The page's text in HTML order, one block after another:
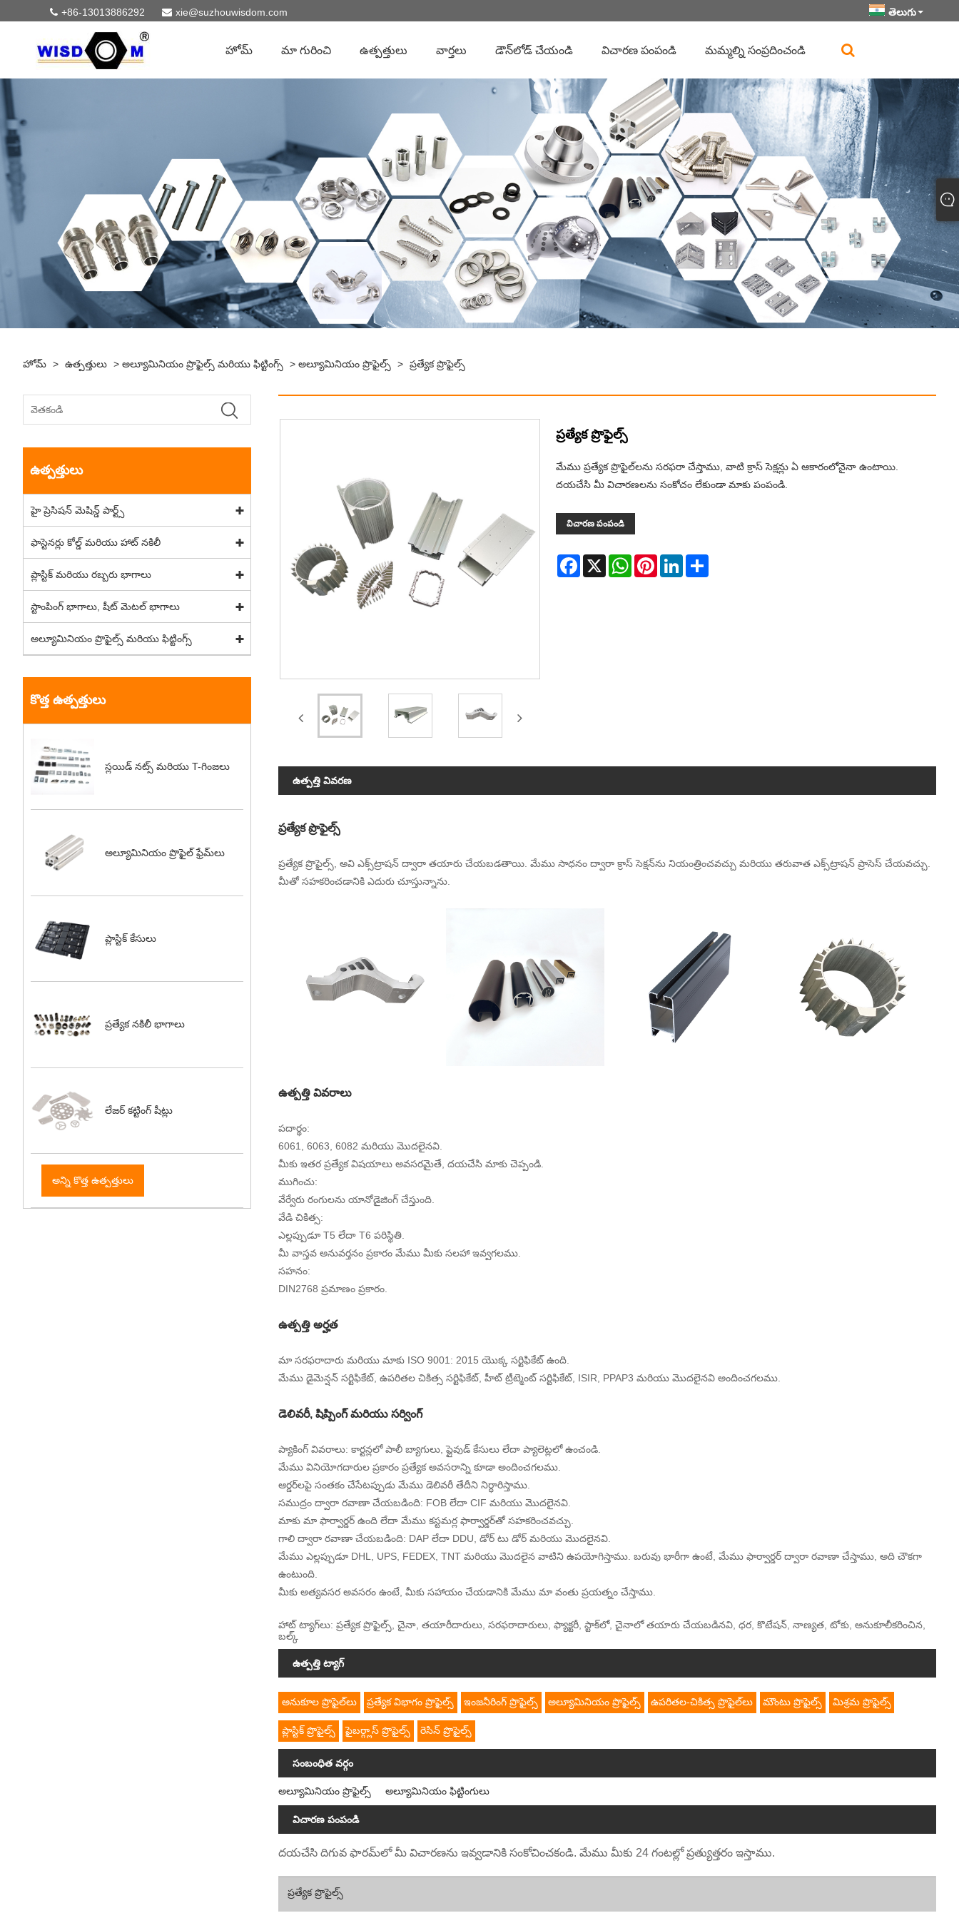
+86-13013886292 xie@suzhouwisdom.com తెలుగు
హోమ్ మా గురించి ఉత్పత్తులు వార్తలు డౌన్‌లోడ్ చేయండి విచారణ పంపండి మమ్మల్ని సంప్రదించండి
హోమ్ > ఉత్పత్తులు > అల్యూమినియం ప్రొఫైల్స్ మరియు ఫిట్టింగ్స్ > అల్యూమినియం ప్రొఫైల్స్ > ప్రత్యేక ప్రొఫైల్స్
ఉత్పత్తులు
హై ప్రెసిషన్ మెషిన్డ్ పార్ట్స్
ఫాస్టెనర్లు కోల్డ్ మరియు హాట్ నకిలీ
ప్లాస్టిక్ మరియు రబ్బరు భాగాలు
స్టాంపింగ్ భాగాలు, షీట్ మెటల్ భాగాలు
అల్యూమినియం ప్రొఫైల్స్ మరియు ఫిట్టింగ్స్
కొత్త ఉత్పత్తులు
స్లయిడ్ నట్స్ మరియు T-గింజలు
అల్యూమినియం ప్రొఫైల్ ఫ్రేమ్‌లు
ప్లాస్టిక్ కేసులు
ప్రత్యేక నకిలీ భాగాలు
లేజర్ కట్టింగ్ షీట్లు
అన్ని కొత్త ఉత్పత్తులు
ప్రత్యేక ప్రొఫైల్స్
మేము ప్రత్యేక ప్రొఫైల్‌లను సరఫరా చేస్తాము, వాటి క్రాస్ సెక్షన్లు ఏ ఆకారంలోనైనా ఉంటాయి.
దయచేసి మీ విచారణలను సంకోచం లేకుండా మాకు పంపండి.
విచారణ పంపండి
Facebook
X WhatsAppPinterestLinkedIn
ఉత్పత్తి వివరణ
ప్రత్యేక ప్రొఫైల్స్
ప్రత్యేక ప్రొఫైల్స్, అవి ఎక్స్‌ట్రాషన్ ద్వారా తయారు చేయబడతాయి. మేము సాధనం ద్వారా క్రాస్ సెక్షన్‌ను నియంత్రించవచ్చు మరియు తరువాత ఎక్స్‌ట్రాషన్ ప్రాసెస్ చేయవచ్చు.
మీతో సహకరించడానికి ఎదురు చూస్తున్నాను.
ఉత్పత్తి వివరాలు
పదార్థం:
6061, 6063, 6082 మరియు మొదలైనవి.
మీకు ఇతర ప్రత్యేక విషయాలు అవసరమైతే, దయచేసి మాకు చెప్పండి.
ముగించు:
వేర్వేరు రంగులను యానోడైజింగ్ చేస్తుంది.
వేడి చికిత్స:
ఎల్లప్పుడూ T5 లేదా T6 పరిస్థితి.
మీ వాస్తవ అనువర్తనం ప్రకారం మేము మీకు సలహా ఇవ్వగలము.
సహనం:
DIN2768 ప్రమాణం ప్రకారం.
ఉత్పత్తి అర్హత
మా సరఫరాదారు మరియు మాకు ISO 9001: 2015 యొక్క సర్టిఫికేట్ ఉంది.
మేము డైమెన్షన్ సర్టిఫికేట్, ఉపరితల చికిత్స సర్టిఫికేట్, హీట్ ట్రీట్మెంట్ సర్టిఫికేట్, ISIR, PPAP3 మరియు మొదలైనవి అందించగలము.
డెలివరీ, షిప్పింగ్ మరియు సర్వింగ్
ప్యాకింగ్ వివరాలు: కార్టన్లలో పాలీ బ్యాగులు, ప్లైవుడ్ కేసులు లేదా ప్యాలెట్లలో ఉంచండి.
మేము వినియోగదారుల ప్రకారం ప్రత్యేక అవసరాన్ని కూడా అందించగలము.
ఆర్డర్‌లపై సంతకం చేసేటప్పుడు మేము డెలివరీ తేదీని నిర్ధారిస్తాము.
సముద్రం ద్వారా రవాణా చేయబడింది: FOB లేదా CIF మరియు మొదలైనవి.
మాకు మా ఫార్వార్డర్ ఉంది లేదా మేము కస్టమర్ల ఫార్వార్డర్‌తో సహకరించవచ్చు.
గాలి ద్వారా రవాణా చేయబడింది: DAP లేదా DDU, డోర్ టు డోర్ మరియు మొదలైనవి.
మేము ఎల్లప్పుడూ DHL, UPS, FEDEX, TNT మరియు మొదలైన వాటిని ఉపయోగిస్తాము. బరువు భారీగా ఉంటే, మేము ఫార్వార్డర్ ద్వారా రవాణా చేస్తాము, అది చౌకగా
ఉంటుంది.
మీకు అత్యవసర అవసరం ఉంటే, మీకు సహాయం చేయడానికి మేము మా వంతు ప్రయత్నం చేస్తాము.
హాట్ ట్యాగ్‌లు: ప్రత్యేక ప్రొఫైల్స్, చైనా, తయారీదారులు, సరఫరాదారులు, ఫ్యాక్టరీ, స్టాక్‌లో, చైనాలో తయారు చేయబడినవి, ధర, కొటేషన్, నాణ్యత, టోకు, అనుకూలీకరించిన,
బల్క్
ఉత్పత్తి ట్యాగ్
అనుకూల ప్రొఫైల్‌లు ప్రత్యేక విభాగం ప్రొఫైల్స్ ఇంజనీరింగ్ ప్రొఫైల్స్ అల్యూమినియం ప్రొఫైల్స్ ఉపరితల-చికిత్స ప్రొఫైల్‌లు మౌంటు ప్రొఫైల్స్ మిశ్రమ ప్రొఫైల్స్
ప్లాస్టిక్ ప్రొఫైల్స్ ఫైబర్గ్లాస్ ప్రొఫైల్స్ రెసిన్ ప్రొఫైల్స్
సంబంధిత వర్గం
అల్యూమినియం ప్రొఫైల్స్ అల్యూమినియం ఫిట్టింగులు
విచారణ పంపండి
దయచేసి దిగువ ఫారమ్‌లో మీ విచారణను ఇవ్వడానికి సంకోచించకండి. మేము మీకు 24 గంటల్లో ప్రత్యుత్తరం ఇస్తాము.